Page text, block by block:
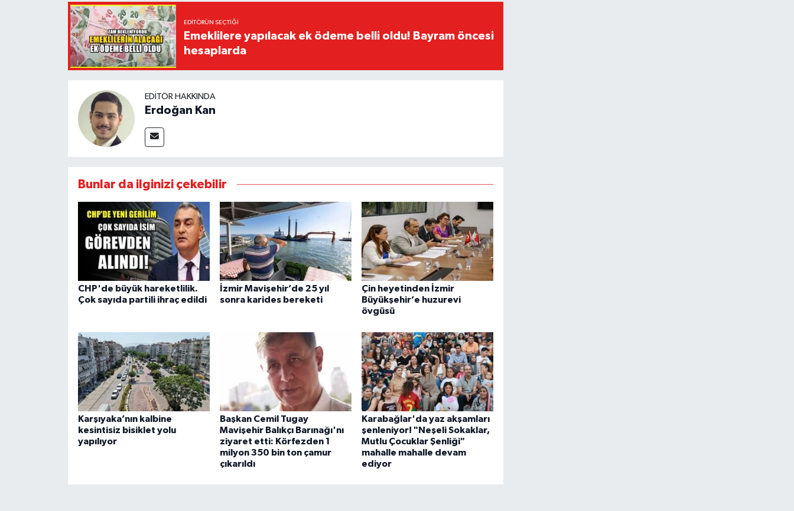
EDITÖRÜN SEÇTIĞI
Emeklilere yapılacak ek ödeme belli oldu! Bayram öncesi
hesaplarda
EDITÖR HAKKINDA
Erdoğan Kan
Bunlar da ilginizi çekebilir
CHP'de büyük hareketlilik.
Çok sayıda partili ihraç edildi
İzmir Mavişehir’de 25 yıl
sonra karides bereketi
Çin heyetinden İzmir
Büyükşehir’e huzurevi
övgüsü
Karşıyaka’nın kalbine
kesintisiz bisiklet yolu
yapılıyor
Başkan Cemil Tugay
Mavişehir Balıkçı Barınağı'nı
ziyaret etti: Körfezden 1
milyon 350 bin ton çamur
çıkarıldı
Karabağlar'da yaz akşamları
şenleniyor! "Neşeli Sokaklar,
Mutlu Çocuklar Şenliği"
mahalle mahalle devam
ediyor